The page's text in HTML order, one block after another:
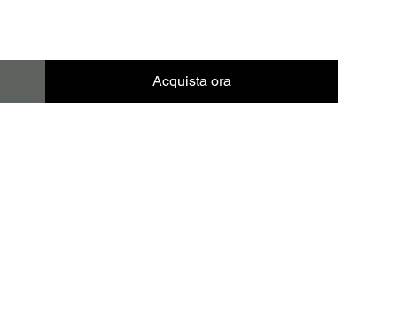
Acquista ora